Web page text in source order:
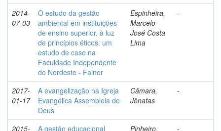
2014-
07-03
O estudo da gestão
ambiental em instituições
de ensino superior, à luz
de princípios éticos: um
estudo de caso na
Faculdade Independente
do Nordeste - Fainor
Espinheira,
Marcelo
José Costa
Lima
-
2017-
01-17
A evangelização na Igreja
Evangélica Assembleia de
Deus
Câmara,
Jônatas
-
2015-
A gestão educacional
Pinheiro,
-